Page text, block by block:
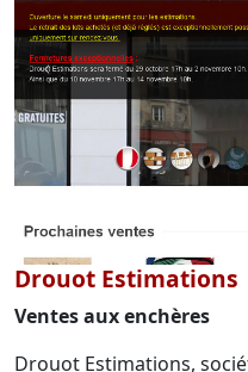
Drouot Estimations
Ventes aux enchères
Drouot Estimations,